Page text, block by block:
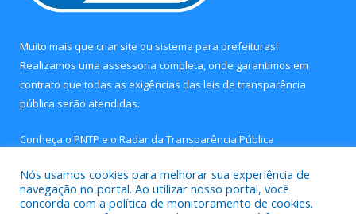
Muito mais que criar site ou sistema para prefeituras!
Realizamos uma assessoria completa, onde garantimos em
contrato que todas as exigências das leis de transparência
pública serão atendidas.
Conheça o PNTP e o Radar da Transparência Pública
Nós usamos cookies para melhorar sua experiência de
navegação no portal. Ao utilizar nosso portal, você
concorda com a política de monitoramento de cookies.